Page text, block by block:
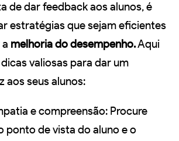
de dar feedback aos alunos, é
estratégias que sejam eficientes
melhoria do desempenho.Aqui
valiosas para dar um
aos seus alunos:
e compreensão: Procure
ponto de vista do aluno e o